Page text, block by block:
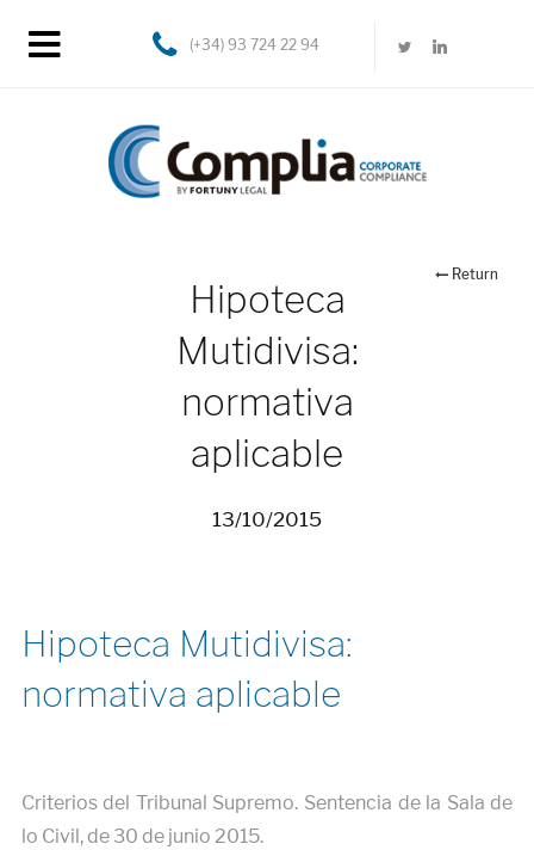
(+34) 93 724 22 94
Return
Hipoteca
Mutidivisa:
normativa
aplicable
13/10/2015
Hipoteca Mutidivisa:
normativa aplicable
Criterios del Tribunal Supremo. Sentencia de la Sala de
lo Civil, de 30 de junio 2015.